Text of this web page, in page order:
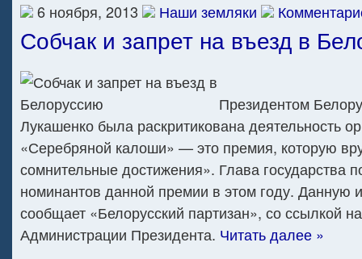
6 ноября, 2013
Наши земляки
Собчак и запрет на въезд в
Президентом
Лукашенко была раскритикована деятельность
«Серебряной калоши» — это премия, которую
сомнительные достижения». Глава государства
номинантов данной премии в этом году.
сообщает «Белорусский партизан», со ссылкой
Администрации Президента. Читать далее »